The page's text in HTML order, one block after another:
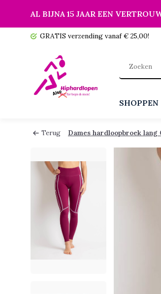
AL BIJNA 15 JAAR EEN
GRATIS verzending vanaf € 25,00!
SHOPPEN
Terug Dames hardloopbroek lang